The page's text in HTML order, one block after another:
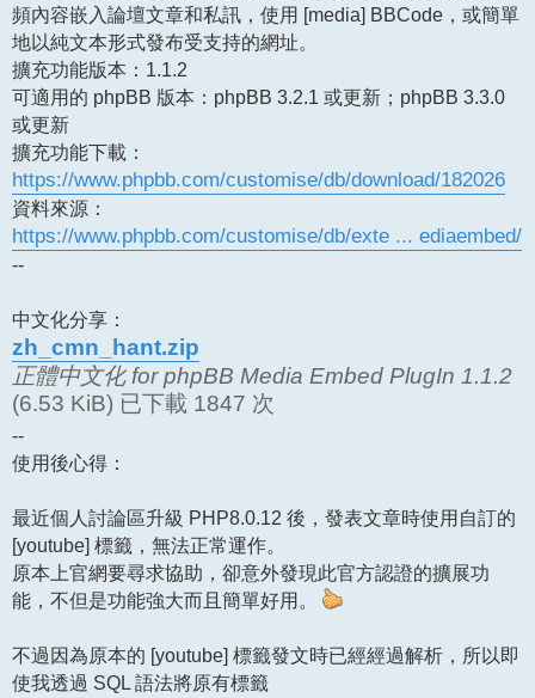
頻內容嵌入論壇文章和私訊，使用 [media] BBCode，或簡單
地以純文本形式發布受支持的網址。
擴充功能版本：1.1.2
可適用的 phpBB 版本：phpBB 3.2.1 或更新；phpBB 3.3.0
或更新
擴充功能下載：
https://www.phpbb.com/customise/db/download/182026
資料來源：
https://www.phpbb.com/customise/db/exte ... ediaembed/
--
中文化分享：
zh_cmn_hant.zip
正體中文化 for phpBB Media Embed PlugIn 1.1.2
(6.53 KiB) 已下載 1847 次
--
使用後心得：
最近個人討論區升級 PHP8.0.12 後，發表文章時使用自訂的
[youtube] 標籤，無法正常運作。
原本上官網要尋求協助，卻意外發現此官方認證的擴展功
能，不但是功能強大而且簡單好用。
不過因為原本的 [youtube] 標籤發文時已經經過解析，所以即
使我透過 SQL 語法將原有標籤